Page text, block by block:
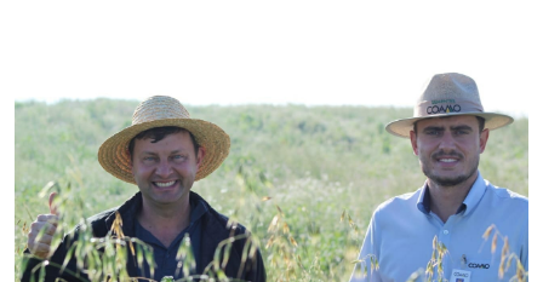
Rádio
Museu